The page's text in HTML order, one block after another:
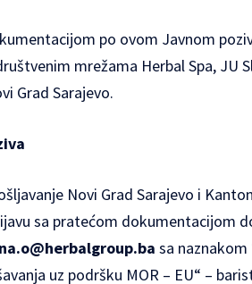
po ovom Javnom
mrežama Herbal Spa, JU
Grad Sarajevo.
Novi Grad Sarajevo i
sa pratećom dokumentacijom
sa naznakom
uz podršku MOR – EU“ –